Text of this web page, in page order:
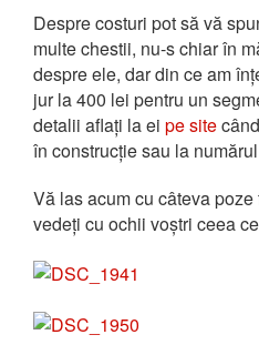
Despre costuri pot să vă
multe chestii, nu-s chiar în
despre ele, dar din ce am
jur la 400 lei pentru un
detalii aflați la ei pe site
în construcție sau la
Vă las acum cu câteva
vedeți cu ochii voștri ceea